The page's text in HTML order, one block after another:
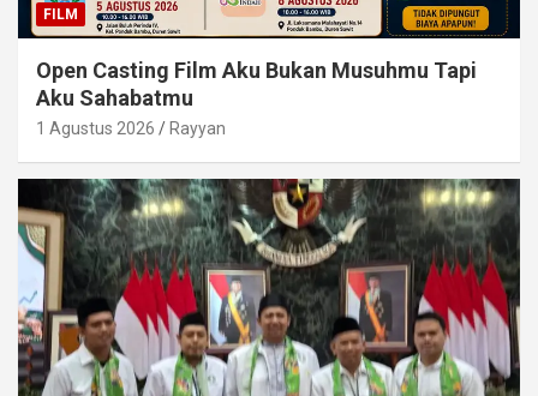
FILM
Open Casting Film Aku Bukan Musuhmu Tapi
Aku Sahabatmu
1 Agustus 2026 Rayyan